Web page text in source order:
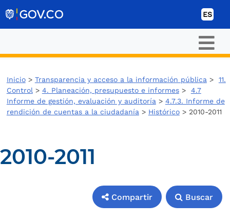
ES
Inicio> Transparencia y acceso a la información pública > 11.
Control > 4. Planeación, presupuesto e informes> 4.7
Informe de gestión, evaluación y auditoría > 4.7.3. Informe de
rendición de cuentas a la ciudadanía > Histórico> 2010-2011
2010-2011
Compartir Buscar